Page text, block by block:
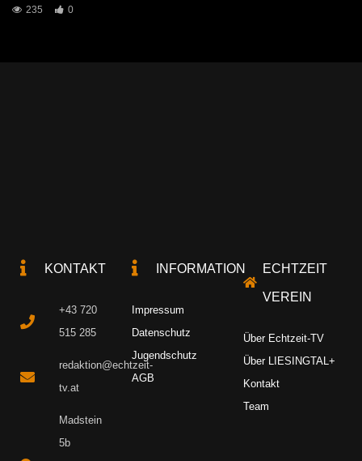
235 0
KONTAKT
+43 720
515 285
redaktion@echtzeit-
tv.at
Madstein
5b
INFORMATION
Impressum
Datenschutz
Jugendschutz
AGB
ECHTZEIT
VEREIN
Über Echtzeit-TV
Über LIESINGTAL+
Kontakt
Team